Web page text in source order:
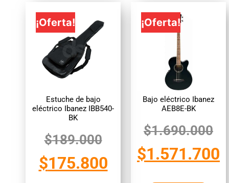
¡Oferta!
Estuche de bajo
eléctrico Ibanez IBB540-
BK
$189.000
$175.800
¡Oferta!
Bajo eléctrico Ibanez
AEB8E-BK
$1.690.000
$1.571.700